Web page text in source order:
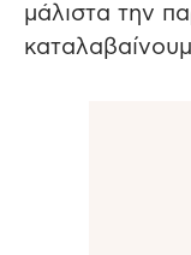
μάλιστα την